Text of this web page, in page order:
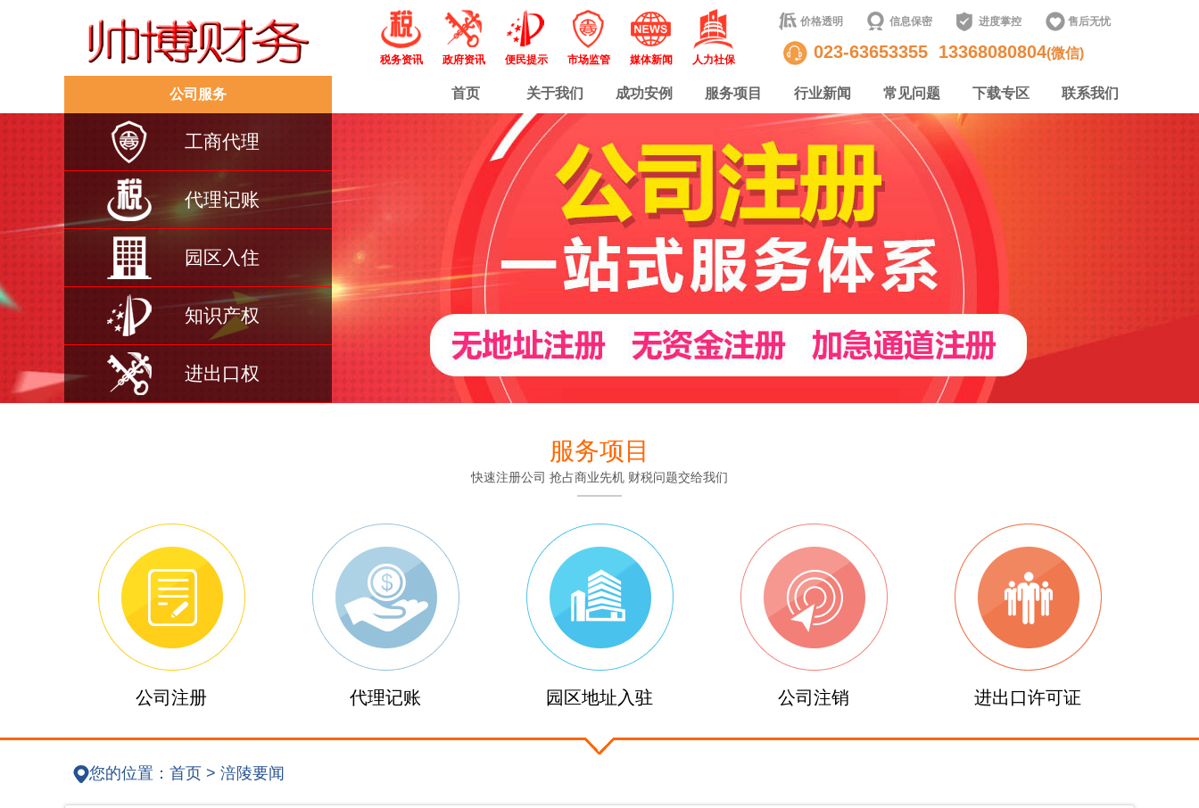
税务资讯 政府资讯 便民提示 市场监管 媒体新闻 人力社保
价格透明 信息保密 进度掌控 售后无忧
023-63653355 13368080804(微信)
公司服务
工商代理
代理记账
园区入住
知识产权
进出口权
首页 关于我们 成功安例 服务项目 行业新闻 常见问题 下载专区 联系我们
服务项目
快速注册公司 抢占商业先机 财税问题交给我们
公司注册 代理记账 园区地址入驻 公司注销 进出口许可证
您的位置： 首页 > 涪陵要闻